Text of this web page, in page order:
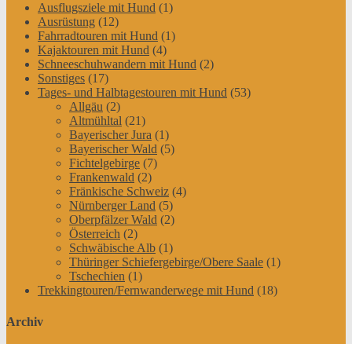
Ausflugsziele mit Hund (1)
Ausrüstung (12)
Fahrradtouren mit Hund (1)
Kajaktouren mit Hund (4)
Schneeschuhwandern mit Hund (2)
Sonstiges (17)
Tages- und Halbtagestouren mit Hund (53)
Allgäu (2)
Altmühltal (21)
Bayerischer Jura (1)
Bayerischer Wald (5)
Fichtelgebirge (7)
Frankenwald (2)
Fränkische Schweiz (4)
Nürnberger Land (5)
Oberpfälzer Wald (2)
Österreich (2)
Schwäbische Alb (1)
Thüringer Schiefergebirge/Obere Saale (1)
Tschechien (1)
Trekkingtouren/Fernwanderwege mit Hund (18)
Archiv